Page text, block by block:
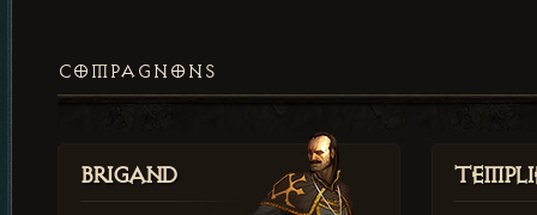
COMPAGNONS
Brigand